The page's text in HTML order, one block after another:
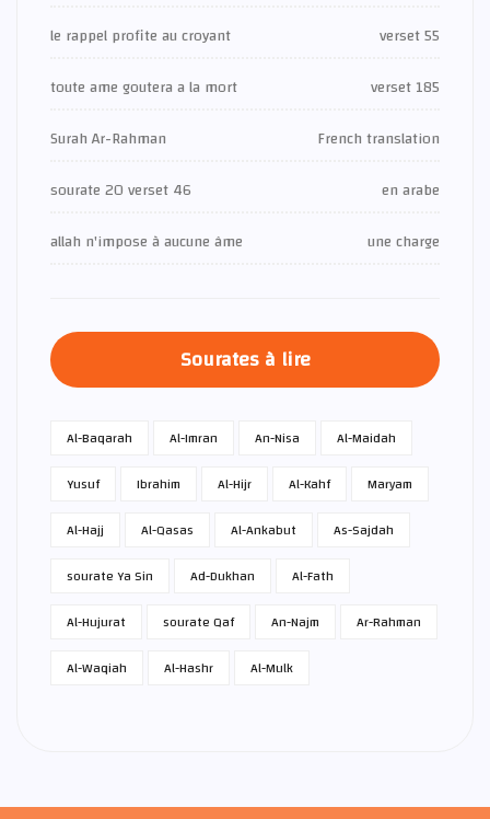
le rappel profite au croyant
verset 55
toute ame goutera a la mort
verset 185
Surah Ar-Rahman
French translation
sourate 20 verset 46
en arabe
allah n'impose à aucune âme
une charge
Sourates à lire
Al-Baqarah Al-Imran An-Nisa
Al-Maidah
Yusuf
Ibrahim Al-Hijr Al-Kahf
Maryam
Al-Hajj
Al-Qasas Al-Ankabut
As-Sajdah
sourate Ya Sin
Ad-Dukhan
Al-Fath
Al-Hujurat
sourate Qaf An-Najm
Ar-Rahman
Al-Waqiah
Al-Hashr Al-Mulk